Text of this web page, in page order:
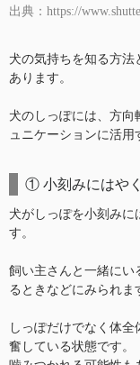
出典：https://
犬の気持ちを知る方法
あります。
犬のしっぽには、方向
ュニケーションに活用
① 小刻みにはや
犬がしっぽを小刻みに
す。
飼い主さんと一緒にい
るときなどにみられま
しっぽだけでなく体
奮している状態です。